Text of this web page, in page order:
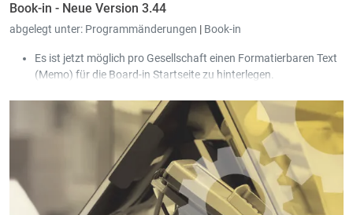
Book-in - Neue Version 3.44
abgelegt unter: Programmänderungen | Book-in
Es ist jetzt möglich pro Gesellschaft einen Formatierbaren Text
(Memo) für die Board-in Startseite zu hinterlegen.
hinzugefügt. Dies öffnet die manuelle Bereinigung, filtert diese
auf den Dritten und wählt direkt das entsprechende Dokument
In der belgischen Standard Gesellschaft (999) wurden die
Bilanz Schemen angepasst sodass diese der 2020er Version
https://www.nbb.be/de/modelle-fur-gesellschaften-uvk
entsprechen.